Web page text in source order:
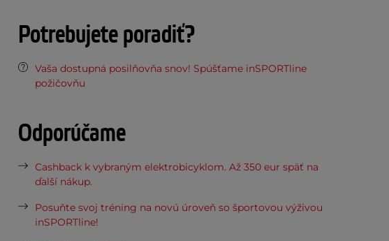
Potrebujete poradiť?
Vaša dostupná posilňovňa snov! Spúšťame inSPORTline
požičovňu
Odporúčame
Cashback k vybraným elektrobicyklom. Až 350 eur späť na
ďalší nákup.
Posuňte svoj tréning na novú úroveň so športovou výživou
inSPORTline!